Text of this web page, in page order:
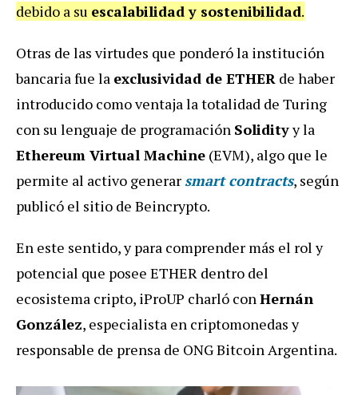
debido a su escalabilidad y sostenibilidad.
Otras de las virtudes que ponderó la institución
bancaria fue la exclusividad de ETHER de haber
introducido como ventaja la totalidad de Turing
con su lenguaje de programación Solidityy la
Ethereum Virtual Machine (EVM), algo que le
permite al activo generarsmart contracts, según
publicó el sitio de Beincrypto.
En este sentido, y para comprender más el rol y
potencial que posee ETHER dentro del
ecosistema cripto, iProUP charló conHernán
González, especialista en criptomonedas y
responsable de prensa de ONG Bitcoin Argentina.